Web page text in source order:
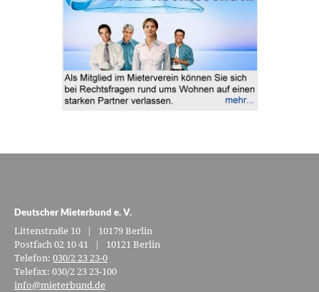
Deutscher Mieterbund e. V.
Littenstraße 10 | 10179 Berlin
Postfach 02 10 41 | 10121 Berlin
Telefon:030/2 23 23-0
Telefax: 030/2 23 23-100
info@mieterbund.de